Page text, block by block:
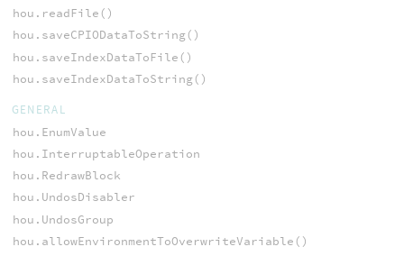
hou.readFile()
hou.saveCPIODataToString()
hou.saveIndexDataToFile()
hou.saveIndexDataToString()
GENERAL
hou.EnumValue
hou.InterruptableOperation
hou.RedrawBlock
hou.UndosDisabler
hou.UndosGroup
hou.allowEnvironmentToOverwriteVariable()